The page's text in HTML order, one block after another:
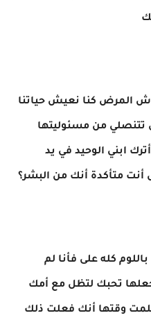
المرض كنا نعيش حياتنا
تتنصلي من مسئوليتها
ابني الوحيد في يد
متأكدة أنك من البشر؟
كله على فأنا لم
تحبك لتظل مع أمك
وقتها أنك فعلت ذلك